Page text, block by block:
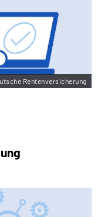
Rentenversicherung